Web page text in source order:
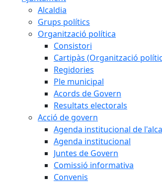
Alcaldia
Grups polítics
Organització política
Consistori
Cartipàs (Organització
Regidories
Ple municipal
Acords de Govern
Resultats electorals
Acció de govern
Agenda institucional de
Agenda institucional
Juntes de Govern
Comissió informativa
Convenis